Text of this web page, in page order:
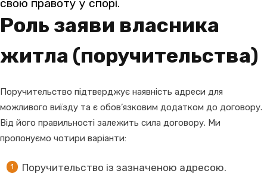
свою правоту у спорі.
Роль заяви власника
житла (поручительства)
Поручительство підтверджує наявність адреси для
можливого виїзду та є обов’язковим додатком до договору.
Від його правильності залежить сила договору. Ми
пропонуємо чотири варіанти:
Поручительство із зазначеною адресою.